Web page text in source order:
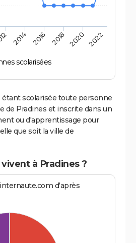
scolarisées
2014 2016 2018 2020 2022
scolarisée toute personne
de Pradines et inscrite dans un
ou d'apprentissage pour
que soit la ville de
à Pradines ?
d'après